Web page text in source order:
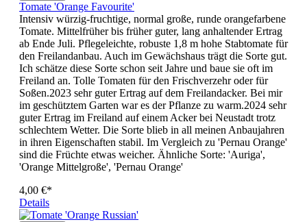
Tomate 'Orange Favourite'
Intensiv würzig-fruchtige, normal große, runde orangefarbene
Tomate. Mittelfrüher bis früher guter, lang anhaltender Ertrag
ab Ende Juli. Pflegeleichte, robuste 1,8 m hohe Stabtomate für
den Freilandanbau. Auch im Gewächshaus trägt die Sorte gut.
Ich schätze diese Sorte schon seit Jahre und baue sie oft im
Freiland an. Tolle Tomaten für den Frischverzehr oder für
Soßen.2023 sehr guter Ertrag auf dem Freilandacker. Bei mir
im geschütztem Garten war es der Pflanze zu warm.2024 sehr
guter Ertrag im Freiland auf einem Acker bei Neustadt trotz
schlechtem Wetter. Die Sorte blieb in all meinen Anbaujahren
in ihren Eigenschaften stabil. Im Vergleich zu 'Pernau Orange'
sind die Früchte etwas weicher. Ähnliche Sorte: 'Auriga',
'Orange Mittelgroße', 'Pernau Orange'
4,00 €*
Details